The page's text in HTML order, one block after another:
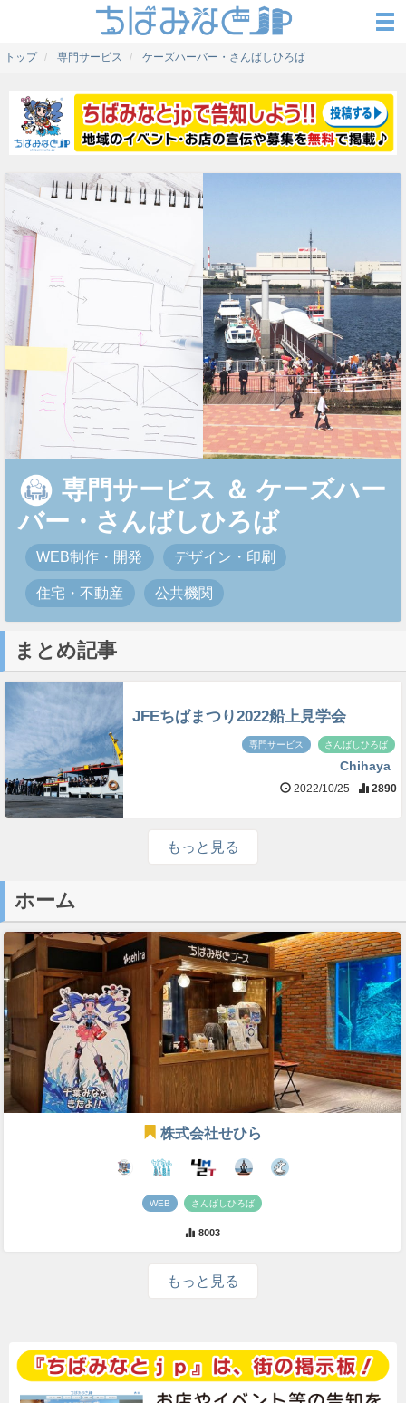
トップ 専門サービス ケーズハーバー・さんばしひろば
専門サービス ＆ ケーズハー
バー・さんばしひろば
WEB制作・開発 デザイン・印刷
住宅・不動産 公共機関
まとめ記事
JFEちばまつり2022船上見学会
専門サービス さんばしひろば
Chihaya
2022/10/25 2890
もっと見る
ホーム
株式会社せひら
WEB さんばしひろば
8003
もっと見る